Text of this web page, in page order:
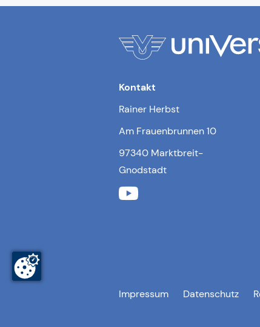
Kontakt
Rainer Herbst
Am Frauenbrunnen 10
97340 Marktbreit-
Gnodstadt
Impressum Datenschutz